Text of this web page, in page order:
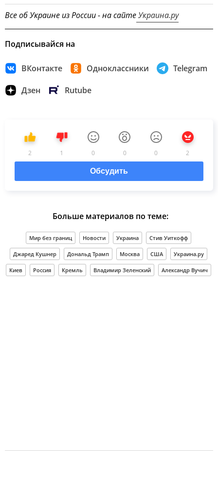
Все об Украине из России - на сайтеУкраина.ру
Подписывайся на
ВКонтакте Одноклассники Telegram
Дзен Rutube
2 1 0 0 0 2
Обсудить
Больше материалов по теме:
Мир без границ Новости Украина Стив Уиткофф
Джаред Кушнер Дональд Трамп Москва США Украина.ру
Киев Россия Кремль Владимир Зеленский Александр Вучич